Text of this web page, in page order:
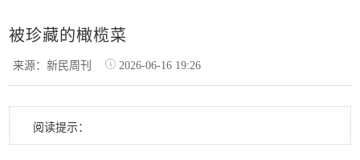
被珍藏的橄榄菜
来源：新民周刊 2026-06-16 19:26
阅读提示：